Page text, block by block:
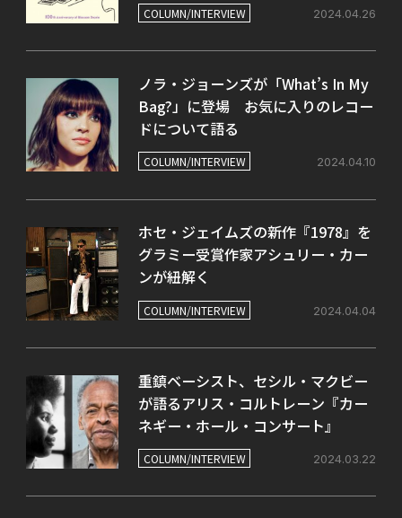
COLUMN/INTERVIEW 2024.04.26
ノラ・ジョーンズが「What’s In My
Bag?」に登場 お気に入りのレコー
ドについて語る
COLUMN/INTERVIEW 2024.04.10
ホセ・ジェイムズの新作『1978』を
グラミー受賞作家アシュリー・カー
ンが紐解く
COLUMN/INTERVIEW 2024.04.04
重鎮ベーシスト、セシル・マクビー
が語るアリス・コルトレーン『カー
ネギー・ホール・コンサート』
COLUMN/INTERVIEW 2024.03.22